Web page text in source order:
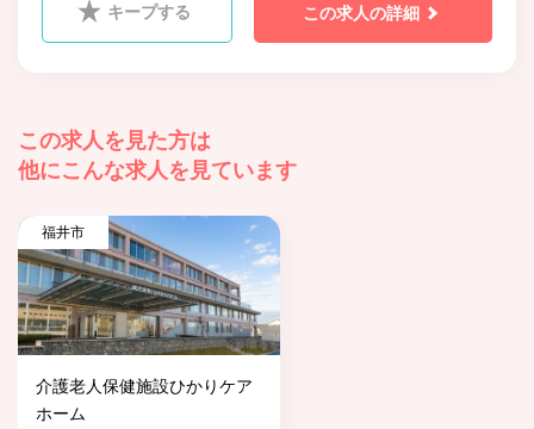
キープする この求人の詳細
この求人を見た方は
他にこんな求人を見ています
福井市
介護老人保健施設ひかりケア
ホーム